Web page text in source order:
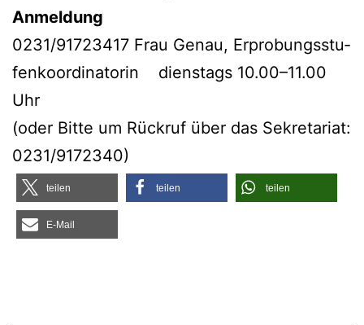
Anmeldung
0231/91723417 Frau Genau, Erpro­bungs­stu­
fen­ko­or­di­na­to­rin diens­tags 10.00–11.00
Uhr
(oder Bit­te um Rück­ruf über das Sekre­ta­ri­at:
0231/9172340)
tei­len tei­len tei­len
E‑Mail